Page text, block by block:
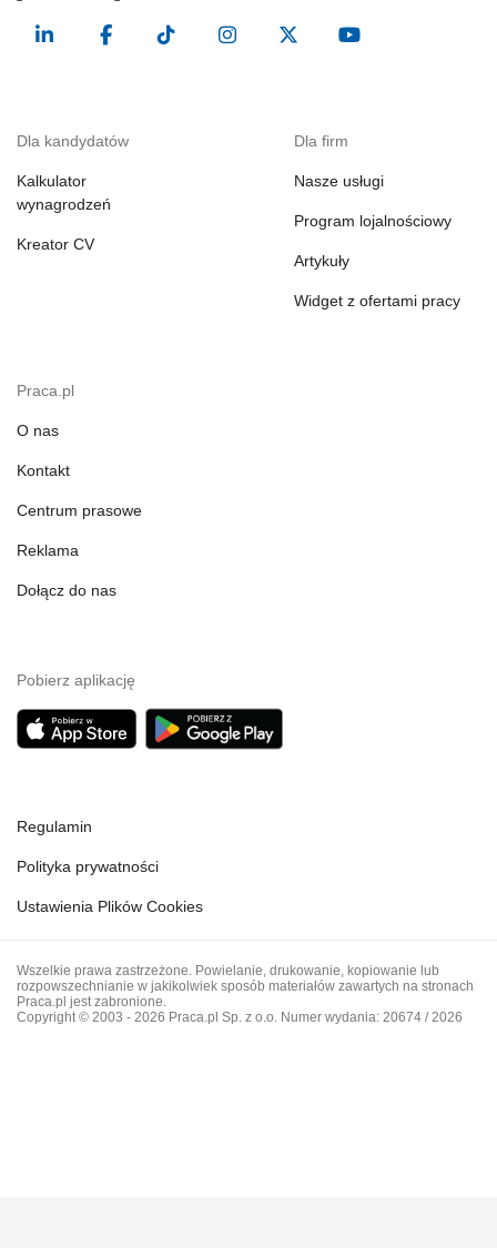
Dla kandydatów
Kalkulator
wynagrodzeń
Kreator CV
Dla firm
Nasze usługi
Program lojalnościowy
Artykuły
Widget z ofertami pracy
Praca.pl
O nas
Kontakt
Centrum prasowe
Reklama
Dołącz do nas
Pobierz aplikację
Regulamin
Polityka prywatności
Ustawienia Plików Cookies
Wszelkie prawa zastrzeżone. Powielanie, drukowanie, kopiowanie lub
rozpowszechnianie w jakikolwiek sposób materiałów zawartych na stronach
Praca.pl jest zabronione.
Copyright © 2003 - 2026 Praca.pl Sp. z o.o. Numer wydania: 20674 / 2026